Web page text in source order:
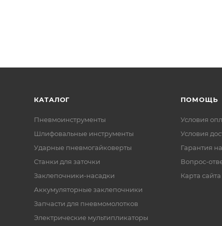
КАТАЛОГ
Пневмоинструменты
Шлифовальные инструменты
Ударные пневмогайковерты
Станки для заточки
Заклепочники-насадки
Аккумуляторные заклепочники
Запчасти для пневмомолотков
Электрические мультипликаторы
ПОМОЩЬ
Условия
Условия
Гарантия
Вопрос-
Карта сайта